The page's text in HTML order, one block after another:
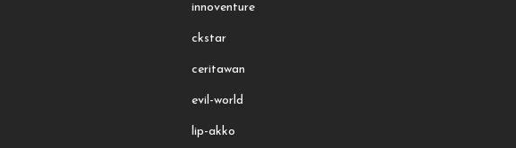
innoventure
ckstar
ceritawan
evil-world
lip-akko